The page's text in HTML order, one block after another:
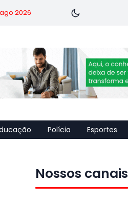
2026
Polícia Esportes
Nossos canais